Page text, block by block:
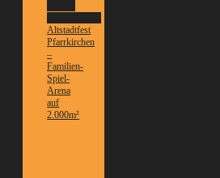
Altstadtfest
Pfarrkirchen
–
Familien-
Spiel-
Arena
auf
2.000m²